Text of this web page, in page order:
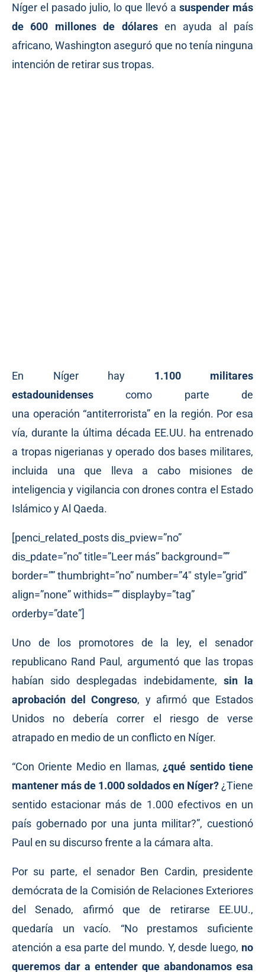
Níger el pasado julio, lo que llevó a suspender más
de 600 millones de dólaresen ayuda al país
africano, Washington aseguró que no tenía ninguna
intención de retirar sus tropas.
En Níger hay 1.100 militares
estadounidenses como parte de
una operación “antiterrorista” en la región. Por esa
vía, durante la última década EE.UU. ha entrenado
a tropas nigerianas y operado dos bases militares,
incluida una que lleva a cabo misiones de
inteligencia y vigilancia con drones contra el Estado
Islámico y Al Qaeda.
[penci_related_posts dis_pview=”no”
dis_pdate=”no” title=”Leer más” background=””
border=”” thumbright=”no” number=”4″ style=”grid”
align=”none” withids=”” displayby=”tag”
orderby=”date”]
Uno de los promotores de la ley, el senador
republicano Rand Paul, argumentó que las tropas
habían sido desplegadas indebidamente, sin la
aprobación del Congreso, y afirmó que Estados
Unidos no debería correr el riesgo de verse
atrapado en medio de un conflicto en Níger.
“Con Oriente Medio en llamas,¿qué sentido tiene
mantener más de 1.000 soldados en Níger?¿Tiene
sentido estacionar más de 1.000 efectivos en un
país gobernado por una junta militar?”, cuestionó
Paul en su discurso frente a la cámara alta.
Por su parte, el senador Ben Cardin, presidente
demócrata de la Comisión de Relaciones Exteriores
del Senado, afirmó que de retirarse EE.UU.,
quedaría un vacío. “No prestamos suficiente
atención a esa parte del mundo. Y, desde luego, no
queremos dar a entender que abandonamos esa